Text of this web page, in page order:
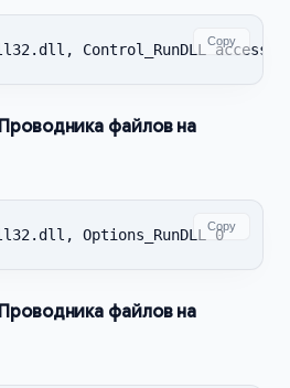
Control_RunDLLCopy
файлов на
Options_RunDLL 0Copy
файлов на